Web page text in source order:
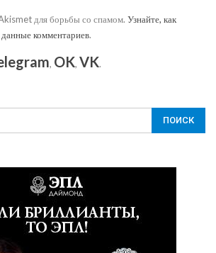
для борьбы со спамом. Узнайте, как
комментариев.
, OK, VK.